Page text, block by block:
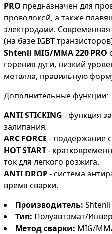
PRO предназначен для
проволокой, а также
электродами.
(на базе IGBT
Shtenli МIG/MMA 220 PRO
горения дуги, низкий
металла, правильную
Дополнительные функции:
ANTI STICKING - функция
залипания.
ARC FORCE - поддержание
HOT START-
ток для легкого розжига.
ANTI DROP- система
время сварки.
Производитель:
Тип: Полуавтомат/
Метод сварки: MIG/